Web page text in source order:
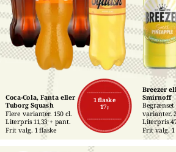
1 flaske
17,-
Coca-Cola, Fanta eller
Tuborg Squash
Flere varianter. 150 cl.
Literpris 11,33 + pant.
Frit valg. 1 flaske
Breezer
Smirnoff
varianter.
Literpris
Frit valg. 1